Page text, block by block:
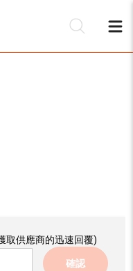
取供應商的迅速回覆)
確認